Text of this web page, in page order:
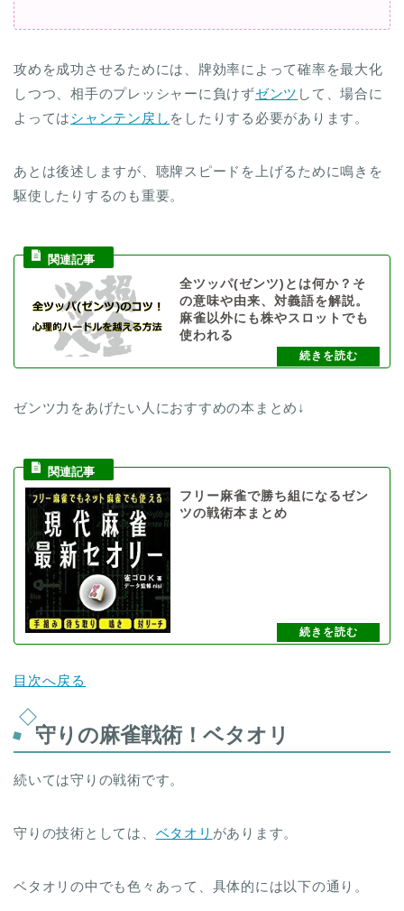
攻めを成功させるためには、牌効率によって確率を最大化
しつつ、相手のプレッシャーに負けずゼンツ して、場合に
よってはシャンテン戻し をしたりする必要があります。
あとは後述しますが、聴牌スピードを上げるために鳴きを
駆使したりするのも重要。
全ツッパ(ゼンツ)とは何か？そ
の意味や由来、対義語を解説。
麻雀以外にも株やスロットでも
使われる
ゼンツ力をあげたい人におすすめの本まとめ↓
フリー麻雀で勝ち組になるゼン
ツの戦術本まとめ
目次へ戻る
守りの麻雀戦術！ベタオリ
続いては守りの戦術です。
守りの技術としては、 ベタオリ があります。
ベタオリの中でも色々あって、具体的には以下の通り。